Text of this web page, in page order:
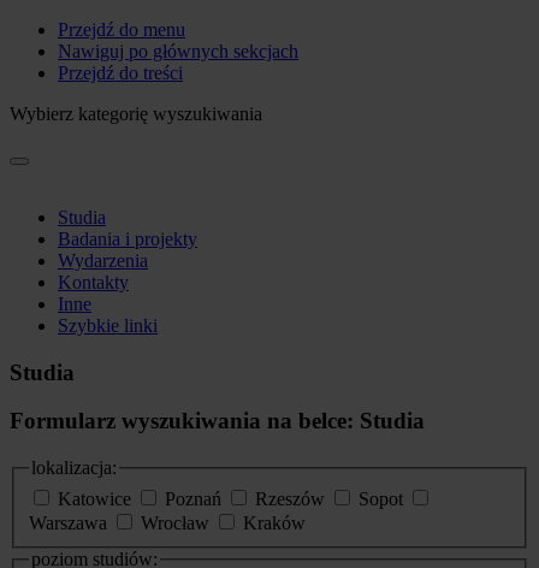
Przejdź do menu
Nawiguj po głównych sekcjach
Przejdź do treści
Wybierz kategorię wyszukiwania
Studia
Badania i projekty
Wydarzenia
Kontakty
Inne
Szybkie linki
Studia
Formularz wyszukiwania na belce: Studia
lokalizacja:
Katowice
Poznań Rzeszów
Sopot
Warszawa
Wrocław
Kraków
poziom studiów: